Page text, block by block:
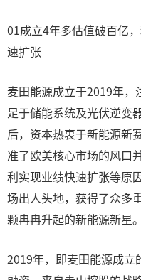
01成立4年多估值破百亿
速扩张
麦田能源成立于2019年，
足于储能系统及光伏逆变
后，资本热衷于新能源新
准了欧美核心市场的风口
利实现业绩快速扩张等原
场出人头地，获得了众多
颗冉冉升起的新能源新星。
2019年，即麦田能源成